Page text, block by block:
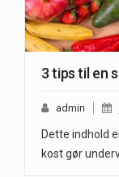
3 tips til en
admin
Dette indhold
kost gør